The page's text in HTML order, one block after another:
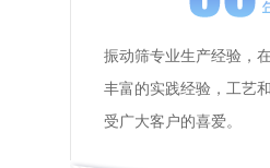
振动筛专业生产经验，
丰富的实践经验，工艺
受广大客户的喜爱。